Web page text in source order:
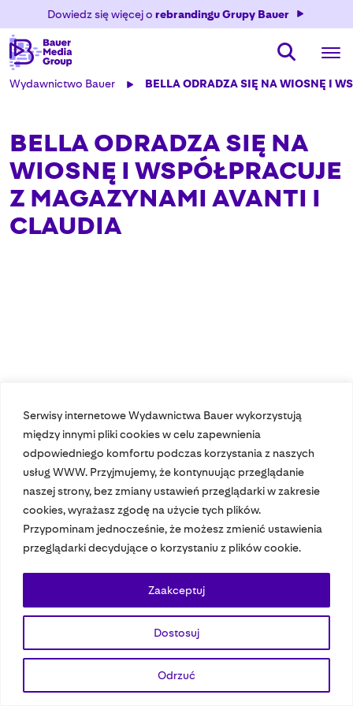
Serwisy internetowe Wydawnictwa Bauer wykorzystują
między innymi pliki cookies w celu zapewnienia
odpowiedniego komfortu podczas korzystania z naszych
usług WWW. Przyjmujemy, że kontynuując przeglądanie
naszej strony, bez zmiany ustawień przeglądarki w zakresie
cookies, wyrażasz zgodę na użycie tych plików.
Przypominam jednocześnie, że możesz zmienić ustawienia
przeglądarki decydujące o korzystaniu z plików cookie.
Dostosuj
Odrzuć
Zaakceptuj
Dowiedz się więcej o rebrandingu Grupy Bauer
Wydawnictwo Bauer BELLA ODRADZA SIĘ NA WIOSNĘ I
BELLA ODRADZA SIĘ NA
WIOSNĘ I WSPÓŁPRACUJE
Z MAGAZYNAMI AVANTI I
CLAUDIA
Nasze czasopisma
Nasze strony
© 2023 Bauer Media Group, All Rights Reserved.
Polityka prywatnościDane osoboweWydawca EMFA Speak Up